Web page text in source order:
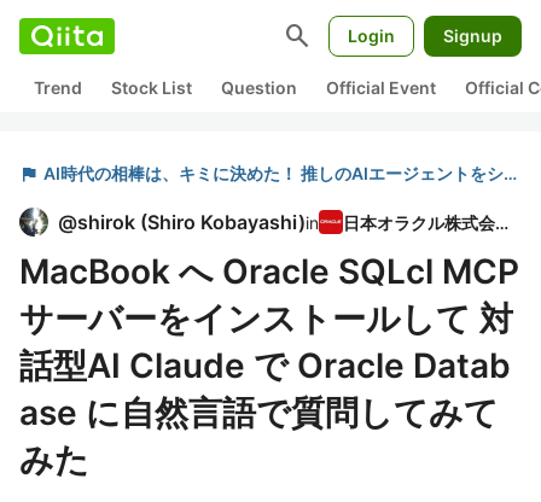
search Login Signup
Trend Stock List Question Official Event Official
flag AI時代の相棒は、キミに決めた！ 推しのAIエージェントをシェアしよう！
@shirok (Shiro Kobayashi)in 日本オラクル株式会社
MacBook へ Oracle SQLcl MCP
サーバーをインストールして 対
話型AI Claude で Oracle Datab
ase に自然言語で質問してみて
みた